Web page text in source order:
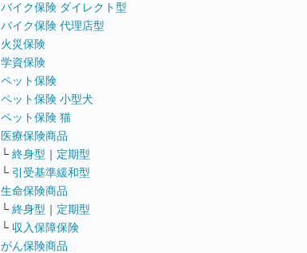
バイク保険 ダイレクト型
バイク保険 代理店型
火災保険
学資保険
ペット保険
ペット保険 小型犬
ペット保険 猫
医療保険商品
└ 終身型 ｜ 定期型
└ 引受基準緩和型
生命保険商品
└ 終身型 ｜ 定期型
└ 収入保障保険
がん保険商品